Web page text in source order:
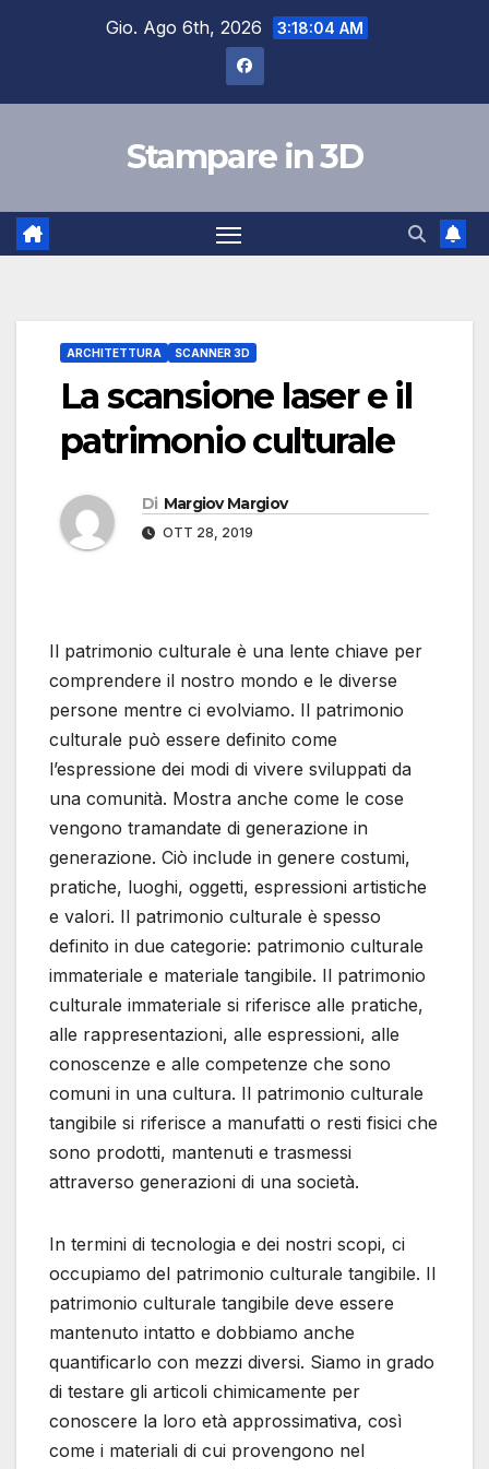
Gio. Ago 6th, 2026 3:18:05 AM
Stampare in 3D
ARCHITETTURA SCANNER 3D
La scansione laser e il
patrimonio culturale
Di Margiov Margiov
OTT 28, 2019
Il patrimonio culturale è una lente chiave per
comprendere il nostro mondo e le diverse
persone mentre ci evolviamo. Il patrimonio
culturale può essere definito come
l’espressione dei modi di vivere sviluppati da
una comunità. Mostra anche come le cose
vengono tramandate di generazione in
generazione. Ciò include in genere costumi,
pratiche, luoghi, oggetti, espressioni artistiche
e valori. Il patrimonio culturale è spesso
definito in due categorie: patrimonio culturale
immateriale e materiale tangibile. Il patrimonio
culturale immateriale si riferisce alle pratiche,
alle rappresentazioni, alle espressioni, alle
conoscenze e alle competenze che sono
comuni in una cultura. Il patrimonio culturale
tangibile si riferisce a manufatti o resti fisici che
sono prodotti, mantenuti e trasmessi
attraverso generazioni di una società.
In termini di tecnologia e dei nostri scopi, ci
occupiamo del patrimonio culturale tangibile. Il
patrimonio culturale tangibile deve essere
mantenuto intatto e dobbiamo anche
quantificarlo con mezzi diversi. Siamo in grado
di testare gli articoli chimicamente per
conoscere la loro età approssimativa, così
come i materiali di cui provengono nel